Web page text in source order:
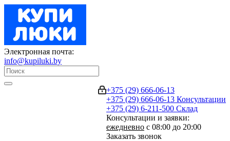
Электронная почта:
info@kupiluki.by
+375 (29) 666-06-13
+375 (29) 666-06-13 Консультации
+375 (29) 6-211-500 Склад
Консультации и заявки:
ежедневно с 08:00 до 20:00
Заказать звонок